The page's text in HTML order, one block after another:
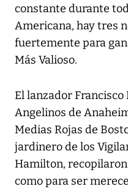
constante durante
Americana, hay tres
fuertemente para
Más Valioso.
El lanzador Francisco
Angelinos de
Medias Rojas de
jardinero de los
Hamilton,
como para ser